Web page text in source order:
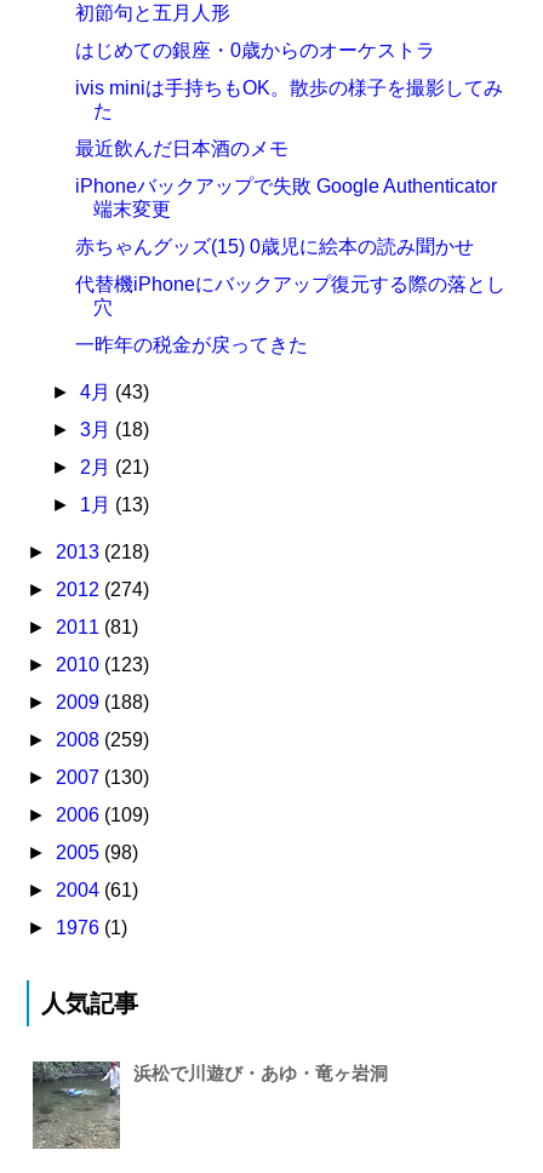
初節句と五月人形
はじめての銀座・0歳からのオーケストラ
ivis miniは手持ちもOK。散歩の様子を撮影してみ
た
最近飲んだ日本酒のメモ
iPhoneバックアップで失敗 Google Authenticator
端末変更
赤ちゃんグッズ(15) 0歳児に絵本の読み聞かせ
代替機iPhoneにバックアップ復元する際の落とし
穴
一昨年の税金が戻ってきた
► 4月 (43)
► 3月 (18)
► 2月 (21)
► 1月 (13)
► 2013 (218)
► 2012 (274)
► 2011 (81)
► 2010 (123)
► 2009 (188)
► 2008 (259)
► 2007 (130)
► 2006 (109)
► 2005 (98)
► 2004 (61)
► 1976 (1)
人気記事
浜松で川遊び・あゆ・竜ヶ岩洞